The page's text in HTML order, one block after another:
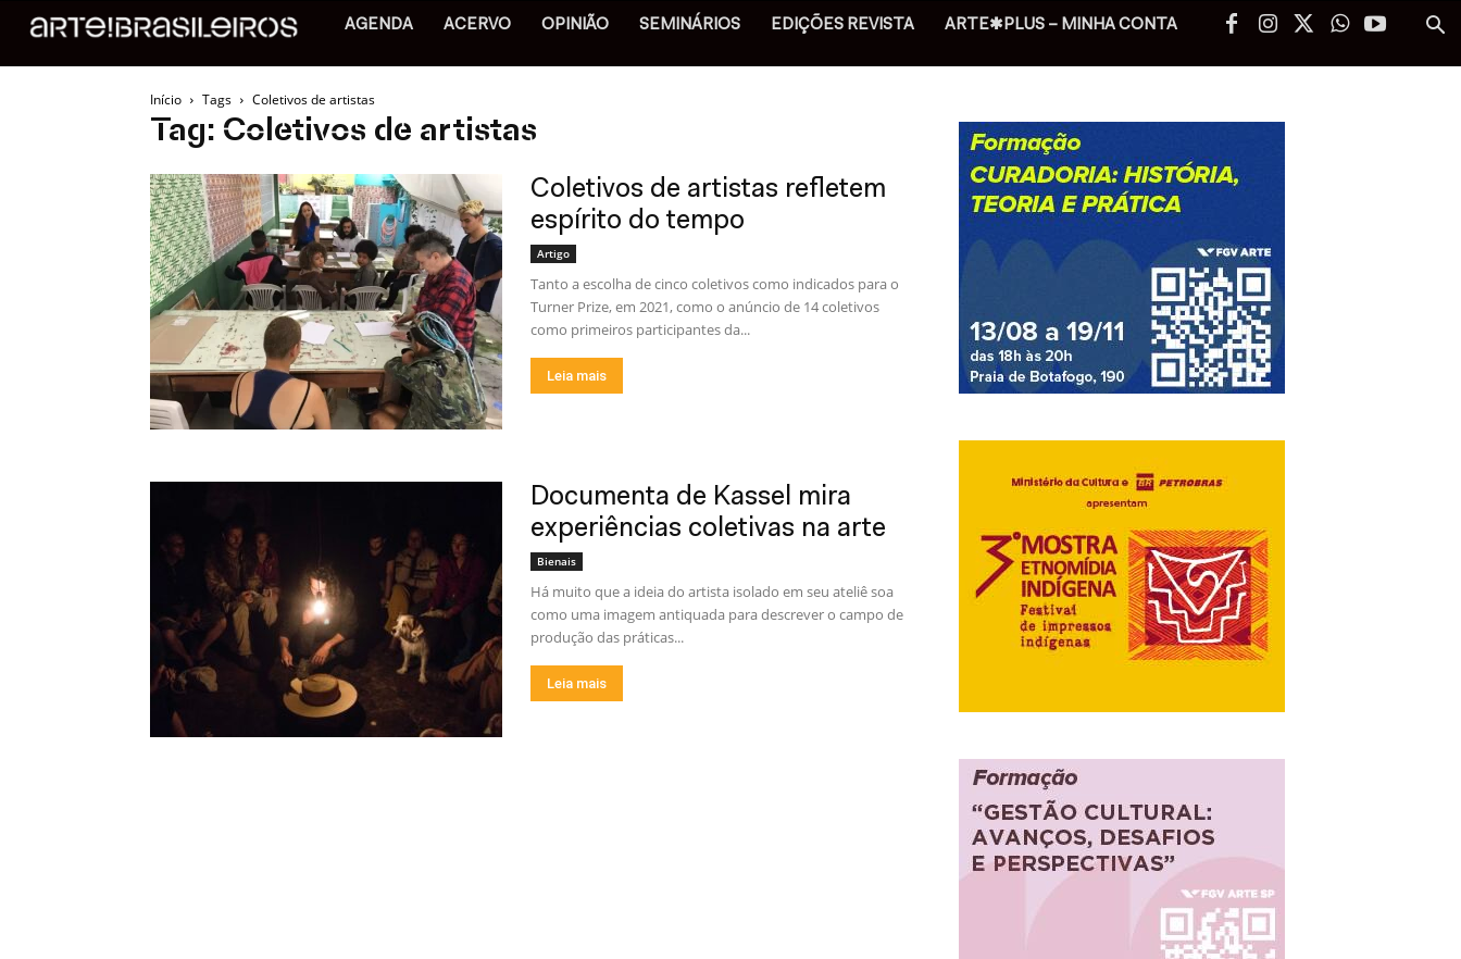
AGENDA ACERVO OPINIÃO SEMINÁRIOS EDIÇÕES REVISTA ARTE✱PLUS – MINHA CONTA
Início Tags Coletivos de artistas
Tag: Coletivos de artistas
Coletivos de artistas refletem
espírito do tempo
Artigo
Tanto a escolha de cinco coletivos como indicados para o
Turner Prize, em 2021, como o anúncio de 14 coletivos
como primeiros participantes da...
Leia mais
Documenta de Kassel mira
experiências coletivas na arte
Bienais
Há muito que a ideia do artista isolado em seu ateliê soa
como uma imagem antiquada para descrever o campo de
produção das práticas...
Leia mais